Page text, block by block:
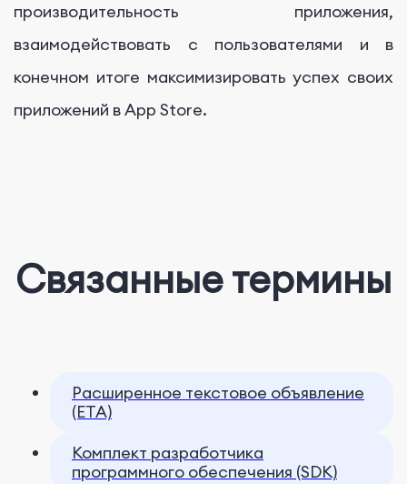
производительность приложения,
взаимодействовать с пользователями и в
конечном итоге максимизировать успех своих
приложений в App Store.
Связанные термины
Расширенное текстовое объявление
(ETA)
Комплект разработчика
программного обеспечения (SDK)